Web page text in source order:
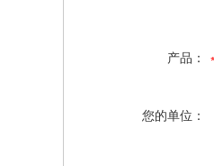
产品：
您的单位：